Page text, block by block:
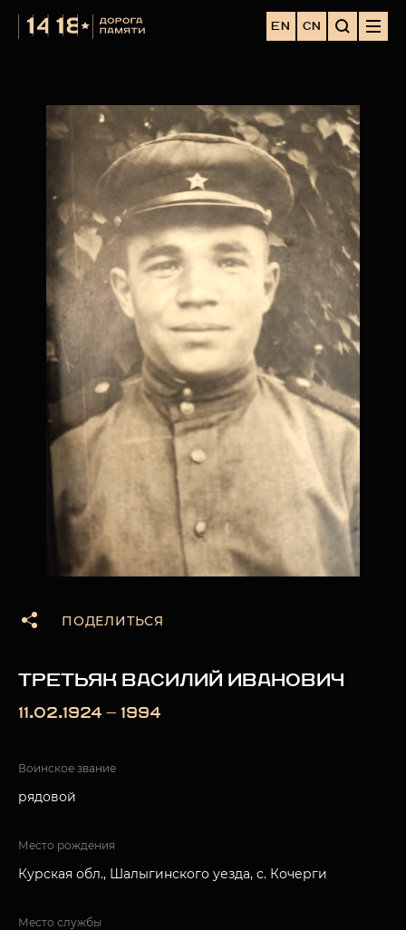
EN CN
ПОДЕЛИТЬСЯ
ТРЕТЬЯК ВАСИЛИЙ ИВАНОВИЧ
11.02.1924 — 1994
Воинское звание
рядовой
Место рождения
Курская обл., Шалыгинского уезда, с. Кочерги
Место службы